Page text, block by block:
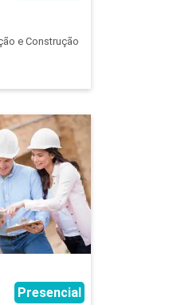
E
e Construção
Presencial
Civil
do curso